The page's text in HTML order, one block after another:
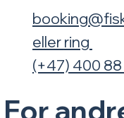
ellerring
(+47) 400
For